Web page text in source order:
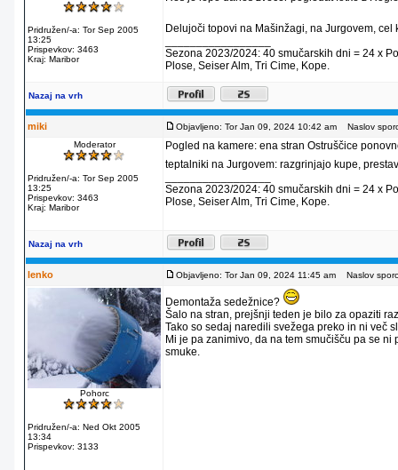
Pridružen/-a: Tor Sep 2005
13:25
Prispevkov: 3463
Kraj: Maribor
Delujoči topovi na Mašinžagi, na Jurgovem,
Sezona 2023/2024: 40 smučarskih dni = 24 x
Plose, Seiser Alm, Tri Cime, Kope.
Nazaj na vrh
miki Objavljeno: Tor Jan 09, 2024 10:42 am
Naslov
Moderator
Pridružen/-a: Tor Sep 2005
13:25
Prispevkov: 3463
Kraj: Maribor
Pogled na kamere: ena stran Ostruščice
teptalniki na Jurgovem: razgrinjajo kupe,
Sezona 2023/2024: 40 smučarskih dni = 24 x
Plose, Seiser Alm, Tri Cime, Kope.
Nazaj na vrh
lenko Objavljeno: Tor Jan 09, 2024 11:45 am Naslov
Pohorc
Pridružen/-a: Ned Okt 2005
13:34
Prispevkov: 3133
Demontaža sedežnice?
Šalo na stran, prejšnji teden je bilo za opaziti
Tako so sedaj naredili svežega preko in ni več
Mi je pa zanimivo, da na tem smučišču pa se
smuke.